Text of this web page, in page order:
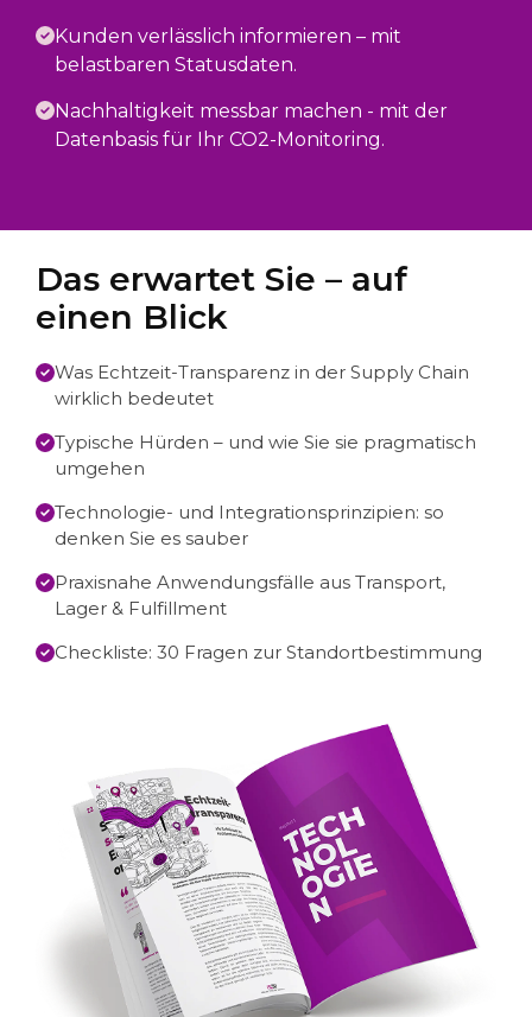
Kunden verlässlich informieren – mit
belastbaren Statusdaten.
Nachhaltigkeit messbar machen - mit der
Datenbasis für Ihr CO2-Monitoring.
Das erwartet Sie – auf
einen Blick
Was Echtzeit-Transparenz in der Supply Chain
wirklich bedeutet
Typische Hürden – und wie Sie sie pragmatisch
umgehen
Technologie- und Integrationsprinzipien: so
denken Sie es sauber
Praxisnahe Anwendungsfälle aus Transport,
Lager & Fulfillment
Checkliste: 30 Fragen zur Standortbestimmung